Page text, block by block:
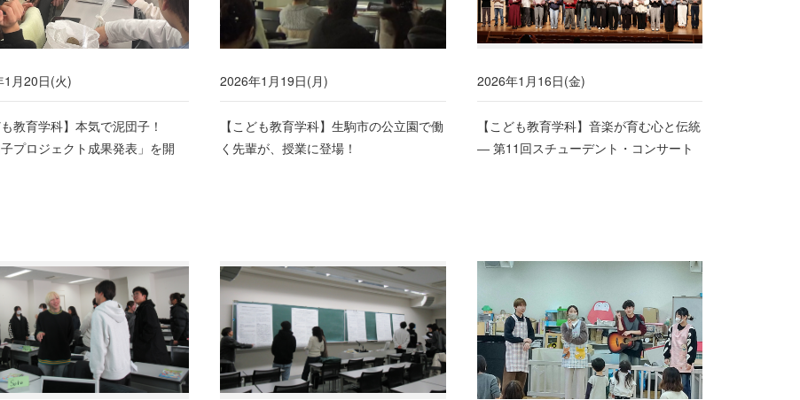
1月20日(火)
も教育学科】本気で泥団子！
子プロジェクト成果発表」を開
2026年1月19日(月)
【こども教育学科】生駒市の公立園で働
く先輩が、授業に登場！
2026年1月16日(金)
【こども教育学科】音楽が育む心と伝統
― 第11回スチューデント・コンサート